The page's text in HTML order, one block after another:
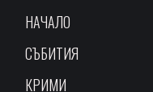
НАЧАЛО
СЪБИТИЯ
КРИМИ